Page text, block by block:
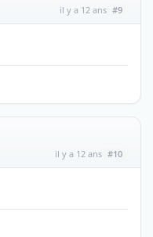
il y a 12 ans #9
il y a 12 ans #10